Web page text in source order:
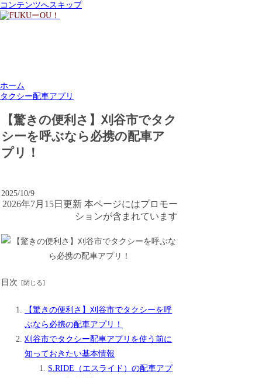
コンテンツへスキップ
ホーム
タクシー配車アプリ
【驚きの便利さ】刈谷市でタク
シーを呼ぶなら必携の配車ア
プリ！
2025/10/9
2026年7月15日更新 本ページにはプロモー
ションが含まれています
目次
【驚きの便利さ】刈谷市でタクシーを呼
ぶなら必携の配車アプリ！
刈谷市でタクシー配車アプリを使う前に
知っておきたい基本情報
S.RIDE（エスライド）の配車アプ